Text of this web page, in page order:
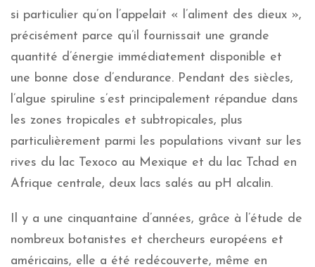
si particulier qu’on l’appelait « l’aliment des dieux »,
précisément parce qu’il fournissait une grande
quantité d’énergie immédiatement disponible et
une bonne dose d’endurance. Pendant des siècles,
l’algue spiruline s’est principalement répandue dans
les zones tropicales et subtropicales, plus
particulièrement parmi les populations vivant sur les
rives du lac Texoco au Mexique et du lac Tchad en
Afrique centrale, deux lacs salés au pH alcalin.
Il y a une cinquantaine d’années, grâce à l’étude de
nombreux botanistes et chercheurs européens et
américains, elle a été redécouverte, même en